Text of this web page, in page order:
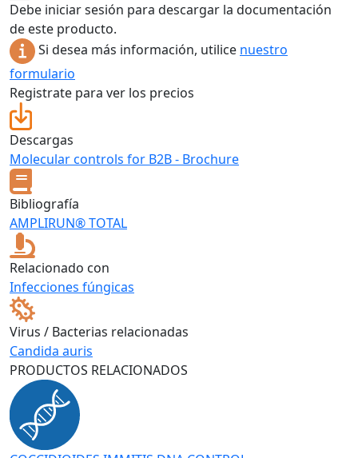
Debe iniciar sesión para descargar la documentación
de este producto.
Si desea más información, utilice nuestro
formulario
Registrate para ver los precios
Descargas
Molecular controls for B2B - Brochure
Bibliografía
AMPLIRUN® TOTAL
Relacionado con
Infecciones fúngicas
Virus / Bacterias relacionadas
Candida auris
PRODUCTOS RELACIONADOS